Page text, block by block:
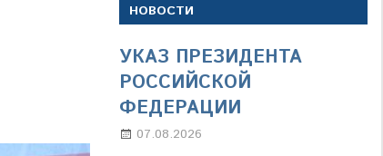
НОВОСТИ
УКАЗ ПРЕЗИДЕНТА
РОССИЙСКОЙ
ФЕДЕРАЦИИ
07.08.2026